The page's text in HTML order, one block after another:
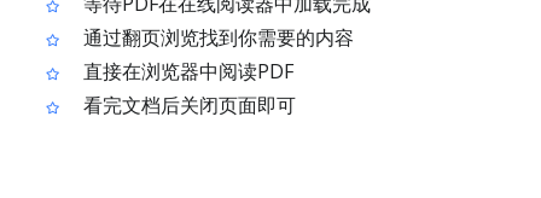
通过翻页浏览找到你需要的内容
直接在浏览器中阅读PDF
看完文档后关闭页面即可